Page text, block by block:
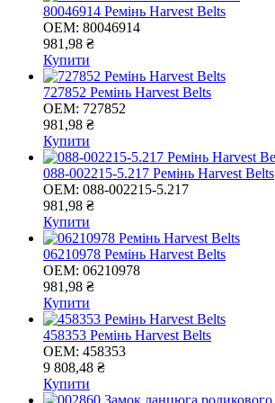
80046914 Ремінь Harvest Belts
OEM: 80046914
981,98 ₴
Купити
727852 Ремінь Harvest Belts
OEM: 727852
981,98 ₴
Купити
088-002215-5.217 Ремінь Harvest Belts
OEM: 088-002215-5.217
981,98 ₴
Купити
06210978 Ремінь Harvest Belts
OEM: 06210978
981,98 ₴
Купити
458353 Ремінь Harvest Belts
OEM: 458353
9 808,48 ₴
Купити